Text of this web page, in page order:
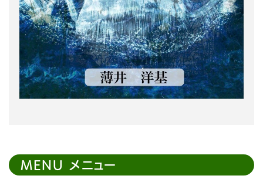
MENU メニュー